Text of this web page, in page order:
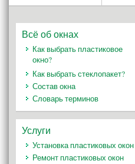
Всё об окнах
Как выбрать пластиковое
окно?
Как выбрать стеклопакет?
Состав окна
Словарь терминов
Услуги
Установка пластиковых окон
Ремонт пластиковых окон